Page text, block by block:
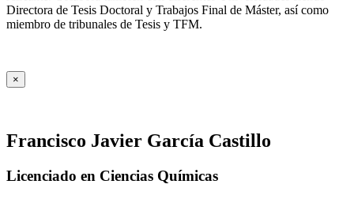
Directora de Tesis Doctoral y Trabajos Final de Máster, así como
miembro de tribunales de Tesis y TFM.
×
Francisco Javier García Castillo
Licenciado en Ciencias Químicas